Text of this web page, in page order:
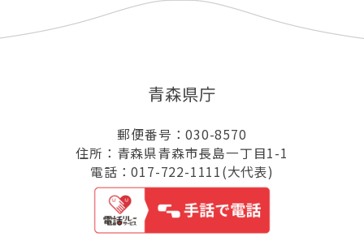
青森県庁
郵便番号：030-8570
住所：青森県青森市長島一丁目1-1
電話：017-722-1111(大代表)